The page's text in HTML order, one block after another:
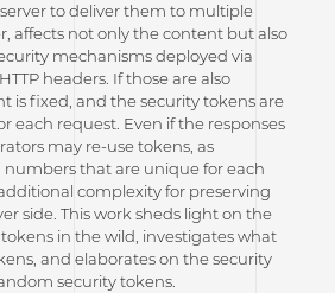
to deliver them to multiple
affects not only the content but also
mechanisms deployed via
headers. If those are also
is fixed, and the security tokens are
each request. Even if the responses
may re-use tokens, as
that are unique for each
complexity for preserving
side. This work sheds light on the
in the wild, investigates what
and elaborates on the security
security tokens.